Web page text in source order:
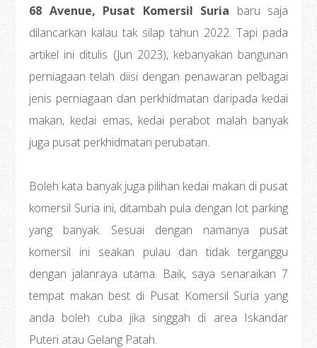
68 Avenue, Pusat Komersil Suria baru saja
dilancarkan kalau tak silap tahun 2022. Tapi pada
artikel ini ditulis (Jun 2023), kebanyakan bangunan
perniagaan telah diisi dengan penawaran pelbagai
jenis perniagaan dan perkhidmatan daripada kedai
makan, kedai emas, kedai perabot malah banyak
juga pusat perkhidmatan perubatan.
Boleh kata banyak juga pilihan kedai makan di pusat
komersil Suria ini, ditambah pula dengan lot parking
yang banyak. Sesuai dengan namanya pusat
komersil ini seakan pulau dan tidak terganggu
dengan jalanraya utama. Baik, saya senaraikan 7
tempat makan best di Pusat Komersil Suria yang
anda boleh cuba jika singgah di area Iskandar
Puteri atau Gelang Patah.